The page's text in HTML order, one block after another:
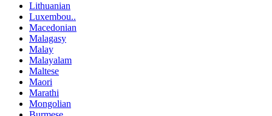
Lithuanian
Luxembou..
Macedonian
Malagasy
Malay
Malayalam
Maltese
Maori
Marathi
Mongolian